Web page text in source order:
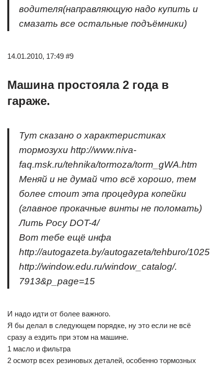
водителя(направляющую надо купить и
смазать все остальные подъёмники)
14.01.2010, 17:49 #9
Машина простояла 2 года в
гараже.
Тут сказано о характеристиках
тормозухи http://www.niva-
faq.msk.ru/tehnika/tormoza/torm_gWA.htm
Меняй и не думай что всё хорошо, тем
более стоит эта процедура копейки
(главное прокачные винты не поломать)
Лить Pосу DOT-4/
Вот тебе ещё инфа
http://autogazeta.by/autogazeta/tehburo/1025
http://window.edu.ru/window_catalog/.
7913&p_page=15
И надо идти от более важного.
Я бы делал в следующем порядке, ну это если не всё
сразу а ездить при этом на машине.
1 масло и фильтра
2 осмотр всех резиновых деталей, особенно тормозных